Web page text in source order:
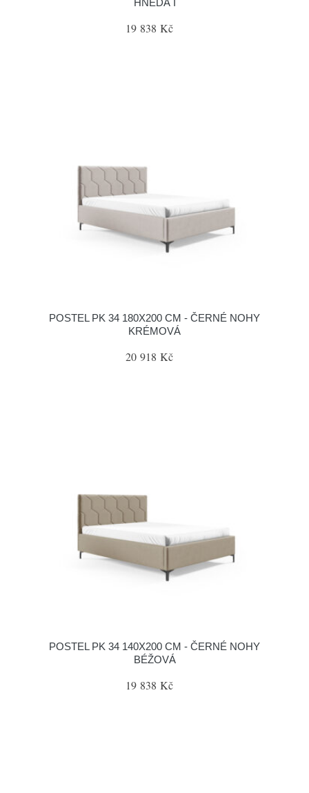
HNĚDÁ I
19 838 Kč
POSTEL PK 34 180X200 CM - ČERNÉ NOHY
KRÉMOVÁ
20 918 Kč
POSTEL PK 34 140X200 CM - ČERNÉ NOHY
BÉŽOVÁ
19 838 Kč